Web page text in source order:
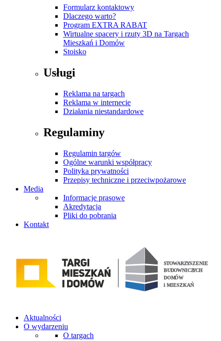
Formularz kontaktowy
Dlaczego warto?
Program EXTRA RABAT
Wirtualne spacery i rzuty 3D na Targach
Mieszkań i Domów
Stoisko
Usługi
Reklama na targach
Reklama w internecie
Działania niestandardowe
Regulaminy
Regulamin targów
Ogólne warunki współpracy
Polityka prywatności
Przepisy techniczne i przeciwpożarowe
Media
Informacje prasowe
Akredytacja
Pliki do pobrania
Kontakt
Aktualności
O wydarzeniu
O targach